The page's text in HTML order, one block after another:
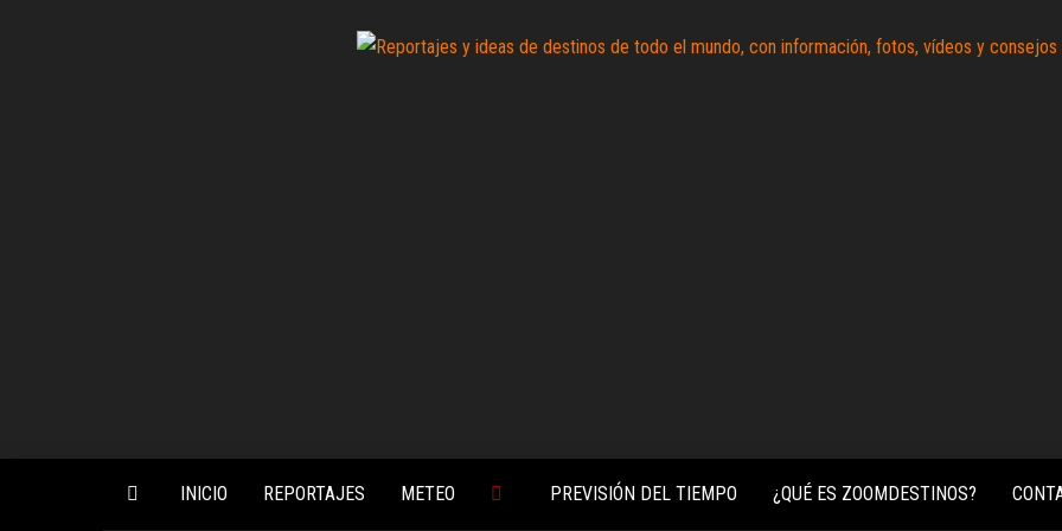
INICIO REPORTAJES METEO PREVISIÓN DEL TIEMPO ¿QUÉ ES ZOOMDESTINOS?